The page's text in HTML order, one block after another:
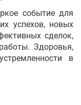
событие для
успехов, новых
сделок,
Здоровья,
в